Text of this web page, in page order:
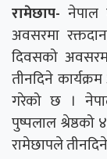
रामेछाप- नेपाल
अवसरमा
दिवसको
तीनदिने
गरेको छ ।
पुष्पलाल
रामेछापले